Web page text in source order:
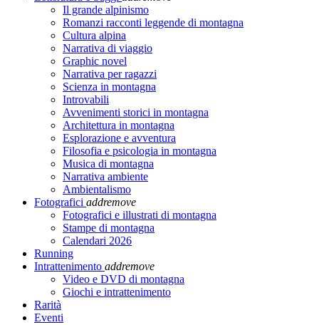
Il grande alpinismo
Romanzi racconti leggende di montagna
Cultura alpina
Narrativa di viaggio
Graphic novel
Narrativa per ragazzi
Scienza in montagna
Introvabili
Avvenimenti storici in montagna
Architettura in montagna
Esplorazione e avventura
Filosofia e psicologia in montagna
Musica di montagna
Narrativa ambiente
Ambientalismo
Fotografici addremove
Fotografici e illustrati di montagna
Stampe di montagna
Calendari 2026
Running
Intrattenimento addremove
Video e DVD di montagna
Giochi e intrattenimento
Rarità
Eventi